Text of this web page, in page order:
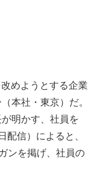
めようとする企業
本社・東京）だ。
明かす、社員を
配信）によると、
ンを掲げ、社員の